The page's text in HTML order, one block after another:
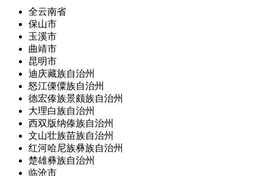
全云南省
保山市
玉溪市
曲靖市
昆明市
迪庆藏族自治州
怒江傈僳族自治州
德宏傣族景颇族自治州
大理白族自治州
西双版纳傣族自治州
文山壮族苗族自治州
红河哈尼族彝族自治州
楚雄彝族自治州
临沧市